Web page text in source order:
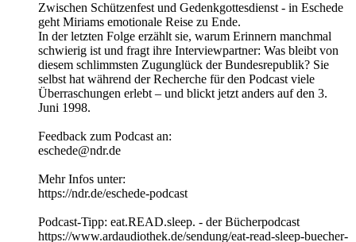
Zwischen Schützenfest und Gedenkgottesdienst - in Eschede
geht Miriams emotionale Reise zu Ende.
In der letzten Folge erzählt sie, warum Erinnern manchmal
schwierig ist und fragt ihre Interviewpartner: Was bleibt von
diesem schlimmsten Zugunglück der Bundesrepublik? Sie
selbst hat während der Recherche für den Podcast viele
Überraschungen erlebt – und blickt jetzt anders auf den 3.
Juni 1998.
Feedback zum Podcast an:
eschede@ndr.de
Mehr Infos unter:
https://ndr.de/eschede-podcast
Podcast-Tipp: eat.READ.sleep. - der Bücherpodcast
https://www.ardaudiothek.de/sendung/eat-read-sleep-buecher-